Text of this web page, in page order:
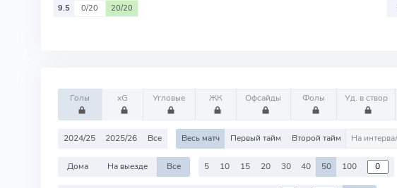
9.5
0/20 20/20
Голы xG Угловые ЖК Офсайды Фолы Уд. в створ
2024/25 2025/26 Все Весь матч Первый тайм Второй тайм
Дома На выезде Все 5 10 15 20 30 40 50 100